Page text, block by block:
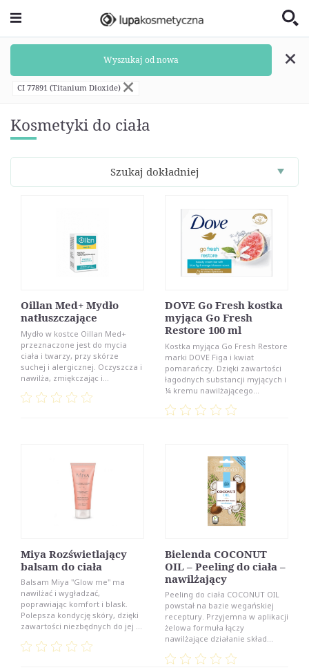
Kosmetyki do ciała
Wyszukaj od nowa
CI 77891 (Titanium Dioxide)
Szukaj dokładniej
Oillan Med+ Mydło
natłuszczające
Mydło w kostce Oillan Med+
przeznaczone jest do mycia
ciała i twarzy, przy skórze
suchej i alergicznej. Oczyszcza i
nawilża, zmiękczając i...
DOVE Go Fresh kostka
myjąca Go Fresh
Restore 100 ml
Kostka myjąca Go Fresh Restore
marki DOVE Figa i kwiat
pomarańczy. Dzięki zawartości
łagodnych substancji myjących i
¼ kremu nawilżającego...
Miya Rozświetlający
balsam do ciała
Balsam Miya "Glow me" ma
nawilżać i wygładzać,
poprawiając komfort i blask.
Polepsza kondycję skóry, dzięki
zawartości niezbędnych do jej ...
Bielenda COCONUT
OIL – Peeling do ciała –
nawilżający
Peeling do ciała COCONUT OIL
powstał na bazie wegańskiej
receptury. Przyjemna w aplikacji
żelowa formuła łączy
nawilżające działanie skład...